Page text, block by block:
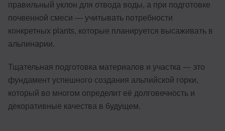
правильный уклон для отвода воды, а при подготовке
почвенной смеси — учитывать потребности
конкретных plants, которые планируется высаживать в
альпинарии.
Тщательная подготовка материалов и участка — это
фундамент успешного создания альпийской горки,
который во многом определит её долговечность и
декоративные качества в будущем.